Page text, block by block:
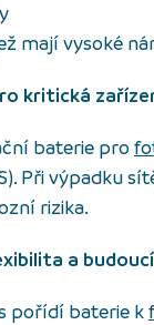
mají vysoké
kritická
baterie pro
Při výpadku
rizika.
a
pořídí baterie k